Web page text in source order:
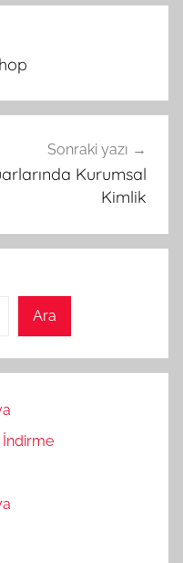
Sonraki yazı
Kurumsal
Kimlik
Ara
İndirme